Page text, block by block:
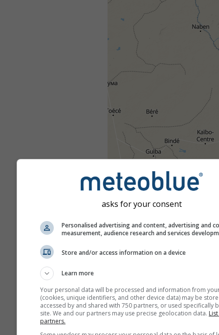
asks for your consent
Personalised advertising and content, advertising and
measurement, audience research and services
Store and/or access information on a device
Learn more
Your personal data will be processed and information from
(cookies, unique identifiers, and other device data) may be
accessed by and shared with 750 partners, or used specifically
site. We and our partners may use precise geolocation data.
partners.